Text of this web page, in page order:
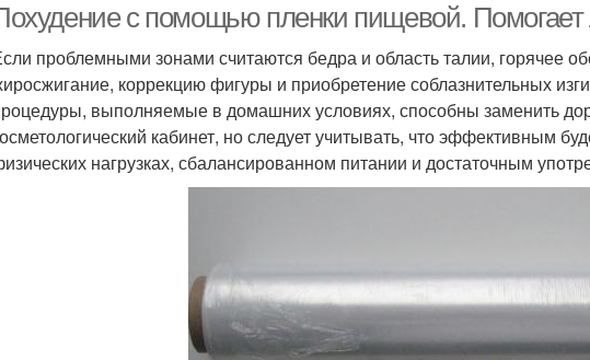
с помощью пленки пищевой. Помогает
проблемными зонами считаются бедра и область талии, горячее
коррекцию фигуры и приобретение соблазнительных
выполняемые в домашних условиях, способны заменить
кабинет, но следует учитывать, что эффективным
нагрузках, сбалансированном питании и достаточным